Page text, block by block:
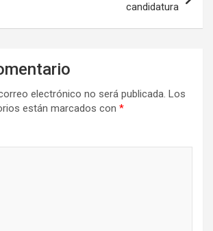
candidatura
electrónico no será publicada. Los
están marcados con *